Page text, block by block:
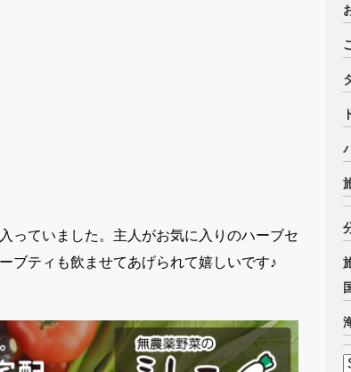
っていました。主人がお気に入りのハーブセ
ブティも飲ませてあげられて嬉しいです♪